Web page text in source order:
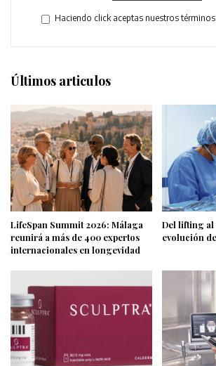
Haciendo click aceptas nuestros
Últimos articulos
LifeSpan Summit 2026: Málaga
reunirá a más de 400 expertos
internacionales en longevidad
Del lifting
evolución